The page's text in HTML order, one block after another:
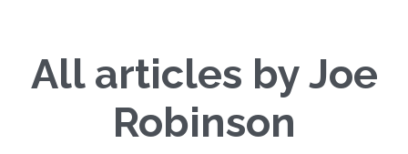
All articles by Joe
Robinson